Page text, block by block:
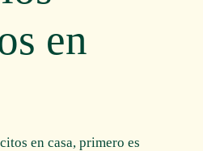
en
en casa, primero es